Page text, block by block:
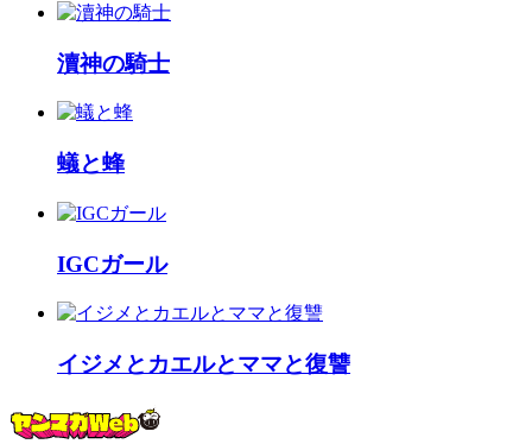
瀆神の騎士
蟻と蜂
IGCガール
イジメとカエルとママと復讐